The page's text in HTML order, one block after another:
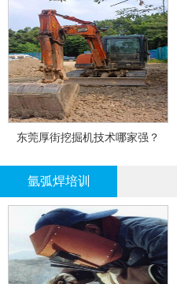
东莞厚街挖掘机技术哪家强？
氩弧焊培训